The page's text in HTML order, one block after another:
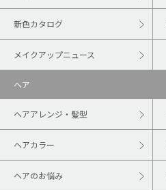
新色カタログ
メイクアップニュース
ヘア
ヘアアレンジ・髪型
ヘアカラー
ヘアのお悩み